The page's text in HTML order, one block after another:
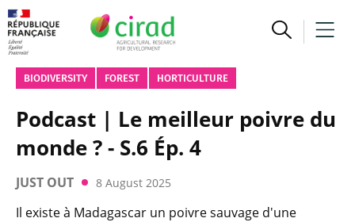
BIODIVERSITY FOREST HORTICULTURE
Podcast | Le meilleur poivre du
monde ? - S.6 Ép. 4
JUST OUT 8 August 2025
Il existe à Madagascar un poivre sauvage d'une